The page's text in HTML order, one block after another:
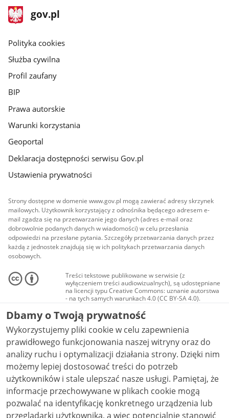
stopka
gov.pl
Strona
gov.pl
gov.pl
Polityka cookies
Służba cywilna
Profil zaufany
BIP
Prawa autorskie
Warunki korzystania
Geoportal
Deklaracja dostępności serwisu Gov.pl
Ustawienia prywatności
Strony dostępne w domenie www.gov.pl mogą zawierać adresy skrzynek
mailowych. Użytkownik korzystający z odnośnika będącego adresem e-
mail zgadza się na przetwarzanie jego danych (adres e-mail oraz
dobrowolnie podanych danych w wiadomości) w celu przesłania
odpowiedzi na przesłane pytania. Szczegóły przetwarzania danych przez
każdą z jednostek znajdują się w ich politykach przetwarzania danych
osobowych.
Treści tekstowe publikowane w serwisie (z
wyłączeniem treści audiowizualnych), są udostępniane
na licencji typu Creative Commons: uznanie autorstwa
- na tych samych warunkach 4.0 (CC BY-SA 4.0).
Materiały audiowizualne, w tym zdjęcia, materiały
audio i wideo, są udostępniane na licencji typu
Creative Commons: uznanie autorstwa użycie
niekomercyjne - bez utworów zależnych 4.0 (CC BY-
NC-ND 4.0), o ile nie jest to stwierdzone inaczej.
Dbamy o Twoją prywatność
Wykorzystujemy pliki cookie w celu zapewnienia
prawidłowego funkcjonowania naszej witryny oraz do
analizy ruchu i optymalizacji działania strony. Dzięki nim
możemy lepiej dostosować treści do potrzeb
użytkowników i stale ulepszać nasze usługi. Pamiętaj, że
informacje przechowywane w plikach cookie mogą
pozwalać na identyfikację konkretnego urządzenia lub
przeglądarki użytkownika, a więc potencjalnie stanowić